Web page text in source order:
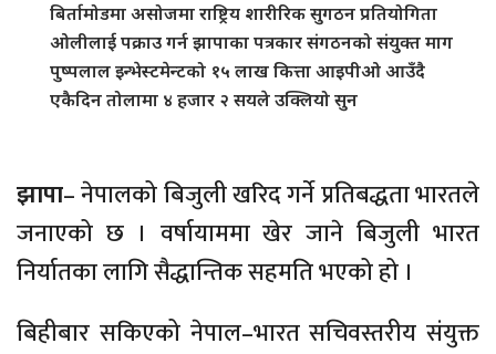
बिर्तामोडमा असोजमा राष्ट्रिय शारीरिक सुगठन प्रतियोगिता
ओलीलाई पक्राउ गर्न झापाका पत्रकार संगठनको संयुक्त माग
पुष्पलाल इन्भेस्टमेन्टको १५ लाख कित्ता आइपीओ आउँदै
एकैदिन तोलामा ४ हजार २ सयले उक्लियो सुन
झापा– नेपालको बिजुली खरिद गर्ने प्रतिबद्धता भारतले
जनाएको छ । वर्षायाममा खेर जाने बिजुली भारत
निर्यातका लागि सैद्धान्तिक सहमति भएको हो ।
बिहीबार सकिएको नेपाल–भारत सचिवस्तरीय संयुक्त